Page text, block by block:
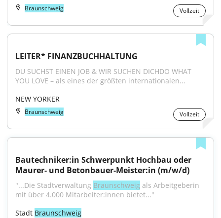
Braunschweig Vollzeit
LEITER* FINANZBUCHHALTUNG
DU SUCHST EINEN JOB & WIR SUCHEN DICHDO WHAT
YOU LOVE – als eines der größten internationalen...
NEW YORKER
Braunschweig Vollzeit
Bautechniker:in Schwerpunkt Hochbau oder
Maurer- und Betonbauer-Meister:in (m/w/d)
"...Die Stadtverwaltung Braunschweig als Arbeitgeberin
mit über 4.000 Mitarbeiter:innen bietet..."
Stadt Braunschweig